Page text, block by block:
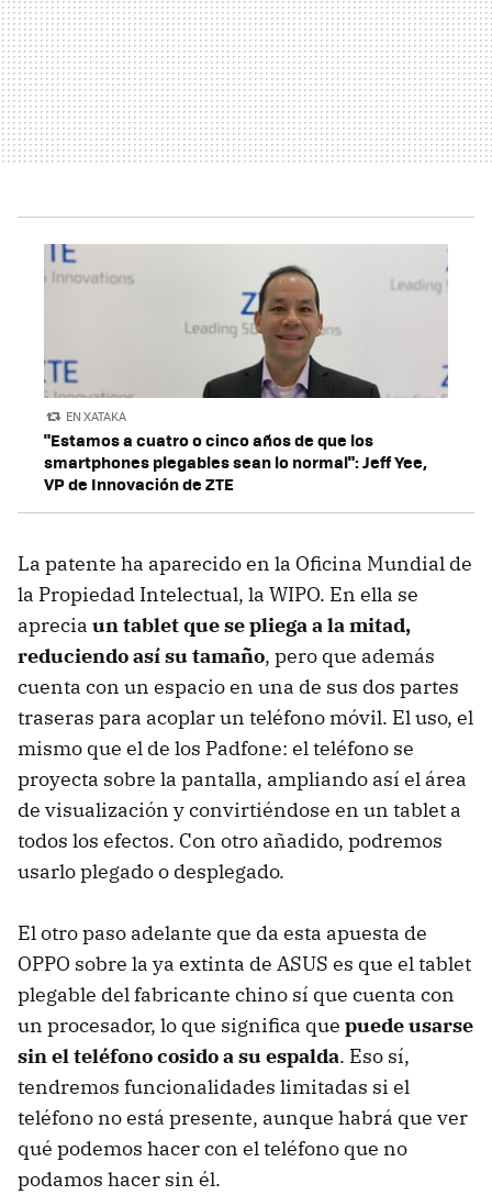
EN XATAKA
"Estamos a cuatro o cinco años de que los
smartphones plegables sean lo normal": Jeff Yee,
VP de Innovación de ZTE
La patente ha aparecido en la Oficina Mundial de
la Propiedad Intelectual, la WIPO. En ella se
aprecia un tablet que se pliega a la mitad,
reduciendo así su tamaño, pero que además
cuenta con un espacio en una de sus dos partes
traseras para acoplar un teléfono móvil. El uso, el
mismo que el de los Padfone: el teléfono se
proyecta sobre la pantalla, ampliando así el área
de visualización y convirtiéndose en un tablet a
todos los efectos. Con otro añadido, podremos
usarlo plegado o desplegado.
El otro paso adelante que da esta apuesta de
OPPO sobre la ya extinta de ASUS es que el tablet
plegable del fabricante chino sí que cuenta con
un procesador, lo que significa que puede usarse
sin el teléfono cosido a su espalda. Eso sí,
tendremos funcionalidades limitadas si el
teléfono no está presente, aunque habrá que ver
qué podemos hacer con el teléfono que no
podamos hacer sin él.